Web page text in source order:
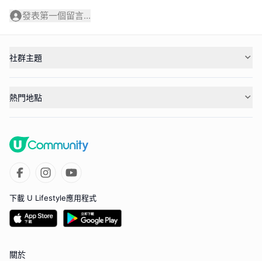
發表第一個留言...
社群主題
熱門地點
下載 U Lifestyle應用程式
關於